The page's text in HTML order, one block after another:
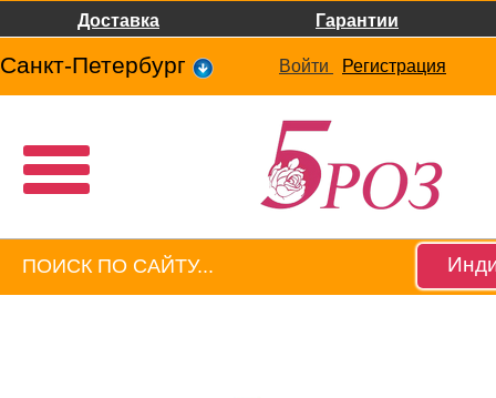
Доставка Гарантии
Санкт-Петербург Войти Регистрация